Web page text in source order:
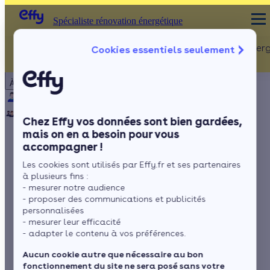
Cookies essentiels seulement
Chez Effy vos données sont bien gardées,
mais on en a besoin pour vous
accompagner !
Les cookies sont utilisés par Effy.fr et ses partenaires
à plusieurs fins :
- mesurer notre audience
- proposer des communications et publicités
personnalisées
- mesurer leur efficacité
- adapter le contenu à vos préférences.
Aucun cookie autre que nécessaire au bon
fonctionnement du site ne sera posé sans votre
À propos
Notre équipe
Rejoignez-nous Presse
Spécialiste rénovation énergétique Rénovation
Murs
Sols
Spécialiste rénovation énergétique
Pourquoi faire le
choix d’une pompe à
chaleur en
remplacement d’une
chaudière au fioul ?